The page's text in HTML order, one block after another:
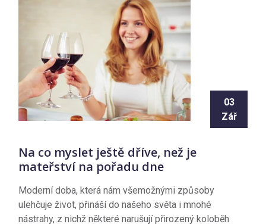
03
Zář
Na co myslet ještě dříve, než je
mateřství na pořadu dne
Moderní doba, která nám všemožnými způsoby
ulehčuje život, přináší do našeho světa i mnohé
nástrahy, z nichž některé narušují přirozený koloběh